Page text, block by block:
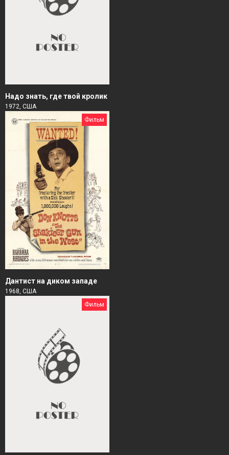
Надо знать, где твой кролик
1972, США
Фильм
Дантист на диком западе
1968, США
Фильм